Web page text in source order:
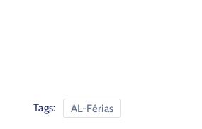
Tags: AL-Férias